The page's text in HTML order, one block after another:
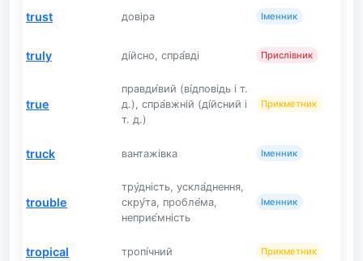
trust довіра Іменник
truly ді́йсно, спра́вді Прислівник
true
правди́вий (ві́дповідь і т.
д.), спра́вжній (ді́йсний і
т. д.)
Прикметник
truck вантажівка Іменник
trouble
тру́дність, ускла́днення,
скру́та, пробле́ма,
неприє́мність
Іменник
tropical тропі́чний Прикметник